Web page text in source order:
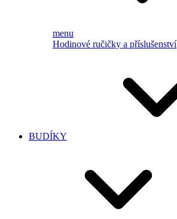
menu
Hodinové ručičky a příslušenství
BUDÍKY